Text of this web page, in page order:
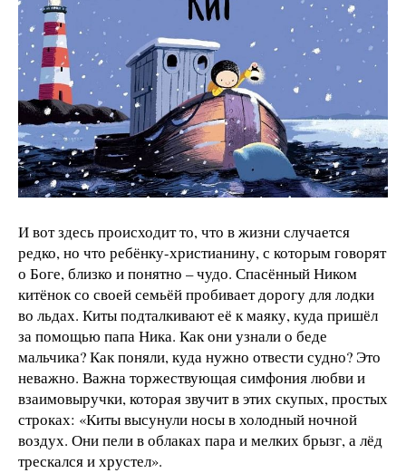
И вот здесь происходит то, что в жизни случается
редко, но что ребёнку-христианину, с которым говорят
о Боге, близко и понятно – чудо. Спасённый Ником
китёнок со своей семьёй пробивает дорогу для лодки
во льдах. Киты подталкивают её к маяку, куда пришёл
за помощью папа Ника. Как они узнали о беде
мальчика? Как поняли, куда нужно отвести судно? Это
неважно. Важна торжествующая симфония любви и
взаимовыручки, которая звучит в этих скупых, простых
строках: «Киты высунули носы в холодный ночной
воздух. Они пели в облаках пара и мелких брызг, а лёд
трескался и хрустел».